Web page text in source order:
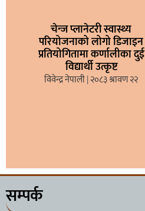
चेन्ज प्लानेटरी स्वास्थ्य
परियोजनाको लोगो डिजाइन
प्रतियोगितामा कर्णालीका दुई
विद्यार्थी उत्कृष्ट
विवेन्द्र नेपाली २०८३ श्रावण २२
सम्पर्क